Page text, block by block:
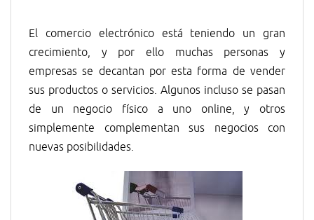
El comercio electrónico está teniendo un gran
crecimiento, y por ello muchas personas y
empresas se decantan por esta forma de vender
sus productos o servicios. Algunos incluso se pasan
de un negocio físico a uno online, y otros
simplemente complementan sus negocios con
nuevas posibilidades.